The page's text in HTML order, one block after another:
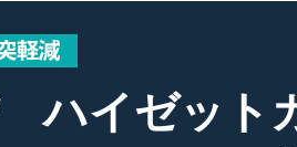
ハイゼット